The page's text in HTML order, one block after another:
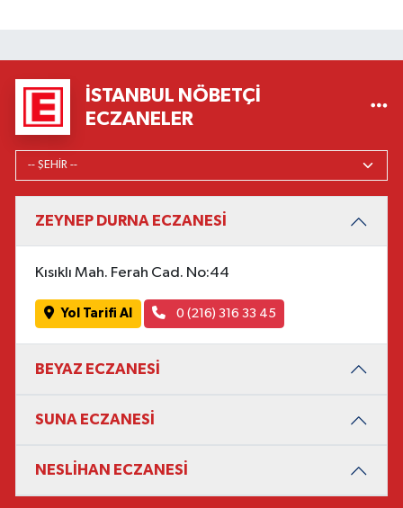
İSTANBUL NÖBETÇI
ECZANELER
ZEYNEP DURNA ECZANESİ
Kısıklı Mah. Ferah Cad. No:44
Yol Tarifi Al 0 (216) 316 33 45
BEYAZ ECZANESİ
SUNA ECZANESİ
NESLİHAN ECZANESİ